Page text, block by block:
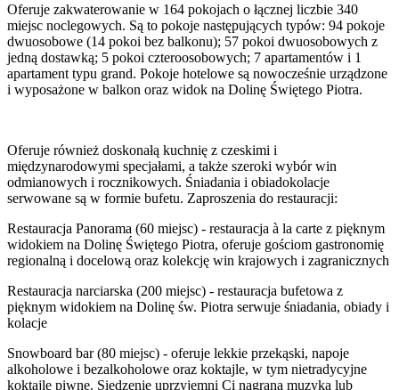
Oferuje zakwaterowanie w 164 pokojach o łącznej liczbie 340
miejsc noclegowych. Są to pokoje następujących typów: 94 pokoje
dwuosobowe (14 pokoi bez balkonu); 57 pokoi dwuosobowych z
jedną dostawką; 5 pokoi czteroosobowych; 7 apartamentów i 1
apartament typu grand. Pokoje hotelowe są nowocześnie urządzone
i wyposażone w balkon oraz widok na Dolinę Świętego Piotra.
Oferuje również doskonałą kuchnię z czeskimi i
międzynarodowymi specjałami, a także szeroki wybór win
odmianowych i rocznikowych. Śniadania i obiadokolacje
serwowane są w formie bufetu. Zaproszenia do restauracji:
Restauracja Panorama (60 miejsc) - restauracja à la carte z pięknym
widokiem na Dolinę Świętego Piotra, oferuje gościom gastronomię
regionalną i docelową oraz kolekcję win krajowych i zagranicznych
Restauracja narciarska (200 miejsc) - restauracja bufetowa z
pięknym widokiem na Dolinę św. Piotra serwuje śniadania, obiady i
kolacje
Snowboard bar (80 miejsc) - oferuje lekkie przekąski, napoje
alkoholowe i bezalkoholowe oraz koktajle, w tym nietradycyjne
koktajle piwne. Siedzenie uprzyjemni Ci nagrana muzyka lub